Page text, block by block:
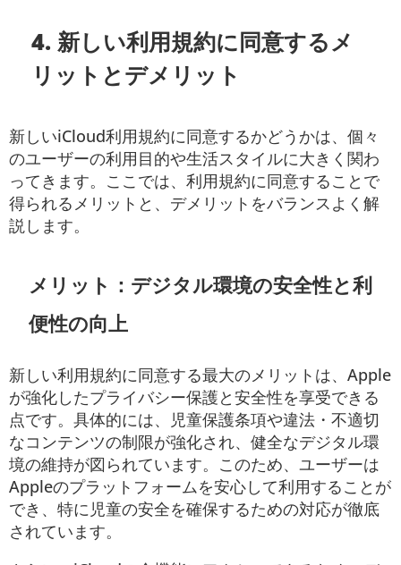
4. 新しい利用規約に同意するメ
リットとデメリット
新しいiCloud利用規約に同意するかどうかは、個々
のユーザーの利用目的や生活スタイルに大きく関わ
ってきます。ここでは、利用規約に同意することで
得られるメリットと、デメリットをバランスよく解
説します。
メリット：デジタル環境の安全性と利
便性の向上
新しい利用規約に同意する最大のメリットは、Apple
が強化したプライバシー保護と安全性を享受できる
点です。具体的には、児童保護条項や違法・不適切
なコンテンツの制限が強化され、健全なデジタル環
境の維持が図られています。このため、ユーザーは
Appleのプラットフォームを安心して利用することが
でき、特に児童の安全を確保するための対応が徹底
されています。